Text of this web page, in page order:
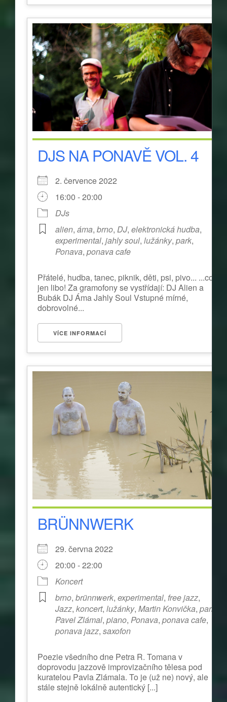
DJS NA PONAVĚ VOL. 4
2. července 2022
16:00 - 20:00
DJs
alien,áma,brno,DJ,elektronická hudba,
experimental,jahly soul,lužánky,park,
Ponava,ponava cafe
Přátelé, hudba, tanec, piknik, děti, psi, pivo... ...co
jen libo! Za gramofony se vystřídají: DJ Alien a
Bubák DJ Áma Jahly Soul Vstupné mírné,
dobrovolné...
VÍCE INFORMACÍ
BRÜNNWERK
29. června 2022
20:00 - 22:00
Koncert
brno,brünnwerk,experimental,free jazz,
Jazz,koncert,lužánky,Martin Konvička,park
Pavel Zlámal,piano,Ponava,ponava cafe,
ponava jazz,saxofon
Poezie všedního dne Petra R. Tomana v
doprovodu jazzově improvizačního tělesa pod
kuratelou Pavla Zlámala. To je (už ne) nový, ale
stále stejně lokálně autentický [...]